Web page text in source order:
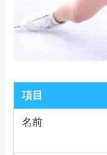
項目
名前